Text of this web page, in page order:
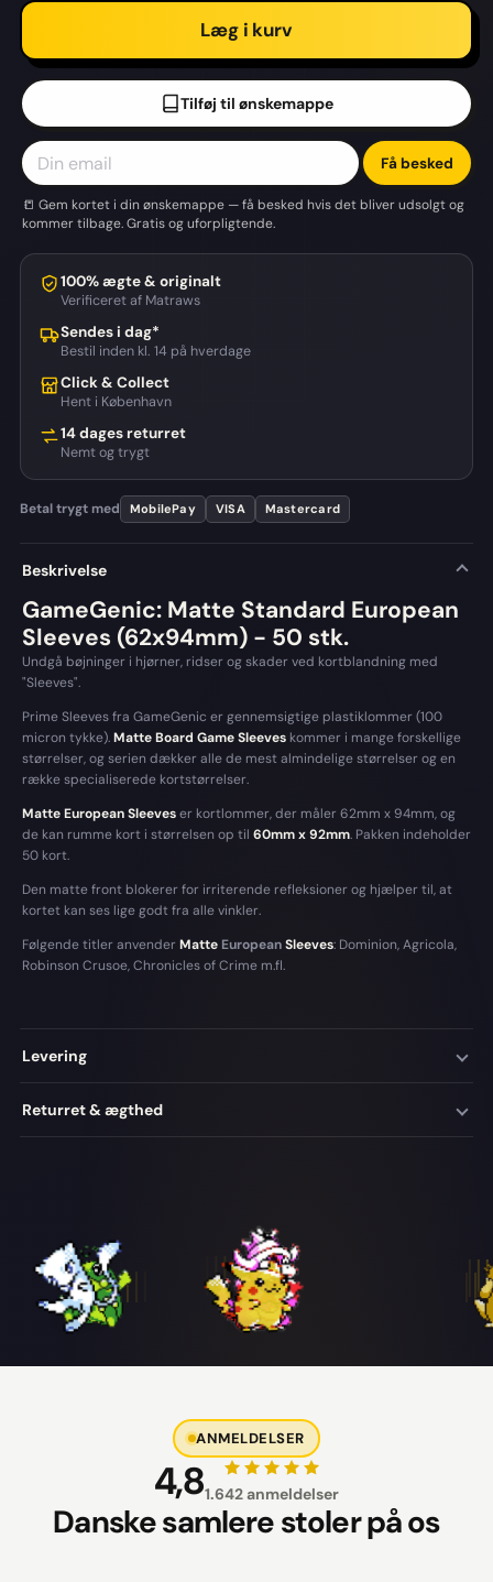
Læg i kurv
Tilføj til ønskemappe
Få besked
📒 Gem kortet i din ønskemappe — få besked hvis det bliver udsolgt og
kommer tilbage. Gratis og uforpligtende.
100% ægte & originalt
Verificeret af Matraws
Sendes i dag*
Bestil inden kl. 14 på hverdage
Click & Collect
Hent i København
14 dages returret
Nemt og trygt
Betal trygt med MobilePay VISA Mastercard
Beskrivelse
GameGenic: Matte Standard European
Sleeves (62x94mm) - 50 stk.
Undgå bøjninger i hjørner, ridser og skader ved kortblandning med
"Sleeves".
Prime Sleeves fra GameGenic er gennemsigtige plastiklommer (100
micron tykke).Matte Board Game Sleeves kommer i mange forskellige
størrelser, og serien dækker alle de mest almindelige størrelser og en
række specialiserede kortstørrelser.
Matte European Sleeveser kortlommer, der måler 62mm x 94mm, og
de kan rumme kort i størrelsen op til 60mm x 92mm. Pakken indeholder
50 kort.
Den matte front blokerer for irriterende refleksioner og hjælper til, at
kortet kan ses lige godt fra alle vinkler.
Følgende titler anvender Matte EuropeanSleeves: Dominion, Agricola,
Robinson Crusoe, Chronicles of Crime m.fl.
Levering
Returret & ægthed
ANMELDELSER
4,81.642 anmeldelser
Danske samlere stoler på os